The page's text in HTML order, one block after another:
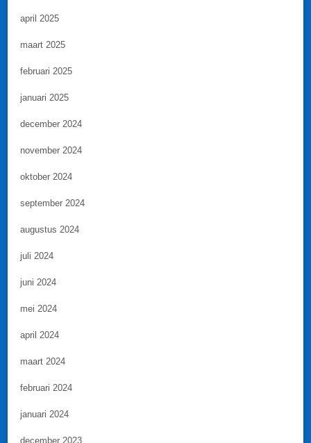
april 2025
maart 2025
februari 2025
januari 2025
december 2024
november 2024
oktober 2024
september 2024
augustus 2024
juli 2024
juni 2024
mei 2024
april 2024
maart 2024
februari 2024
januari 2024
december 2023